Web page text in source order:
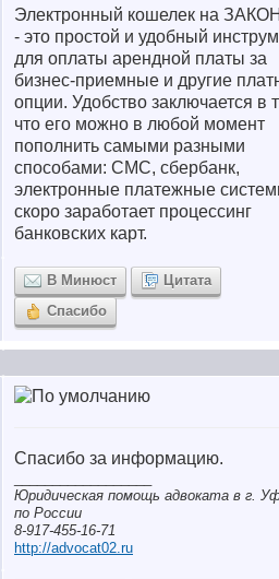
Электронный кошелек на
- это простой и удобный
для оплаты арендной платы за
бизнес-приемные и другие
опции. Удобство заключается в
что его можно в любой момент
пополнить самыми разными
способами: СМС, сбербанк,
электронные платежные
скоро заработает процессинг
банковских карт.
В Минюст
Цитата
Спасибо
Спасибо за информацию.
Юридическая помощь адвоката в г.
по России
8-917-455-16-71
http://advocat02.ru